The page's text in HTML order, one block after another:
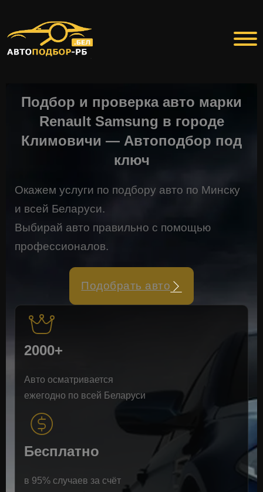
Подбор и проверка авто марки
Renault Samsung в городе
Климовичи — Автоподбор под
ключ
Окажем услуги по подбору авто по Минску
и всей Беларуси.
Выбирай авто правильно с помощью
профессионалов.
Подобрать авто
2000+
Авто осматривается
ежегодно по всей Беларуси
Бесплатно
в 95% случаев за счёт